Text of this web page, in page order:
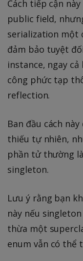
Cách tiếp cận
public field,
serialization một
đảm bảo tuyệt
instance, ngay
công phức tạp
reflection.
Ban đầu cách
thiếu tự nhiên,
phần tử thường
singleton.
Lưu ý rằng bạn
này nếu
thừa một
enum vẫn có thể